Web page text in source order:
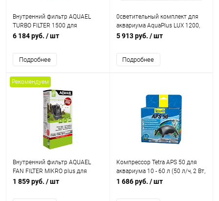
Внутренний фильтр AQUAEL
TURBO FILTER 1500 для
аквариума 250 - 350 л (1500л/ч,
6 184 руб. / шт
Подробнее
0светительный комплект для
аквариума AquaPlus LUX 1200,
под лампы Т8 2*38 Вт (без
5 913 руб. / шт
Подробнее
Рекомендуем
Внутренний фильтр AQUAEL
FAN FILTER MIKRO plus для
аквариума до 30 л (250 л/ч, 4
1 859 руб. / шт
Компрессор Tetra APS 50 для
аквариума 10 - 60 л (50 л/ч, 2 Вт,
1 канал, регулируемый),
1 686 руб. / шт